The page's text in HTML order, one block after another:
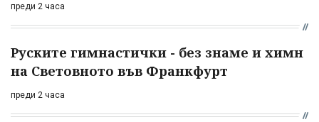
преди 2 часа
Руските гимнастички - без знаме и химн
на Световното във Франкфурт
преди 2 часа